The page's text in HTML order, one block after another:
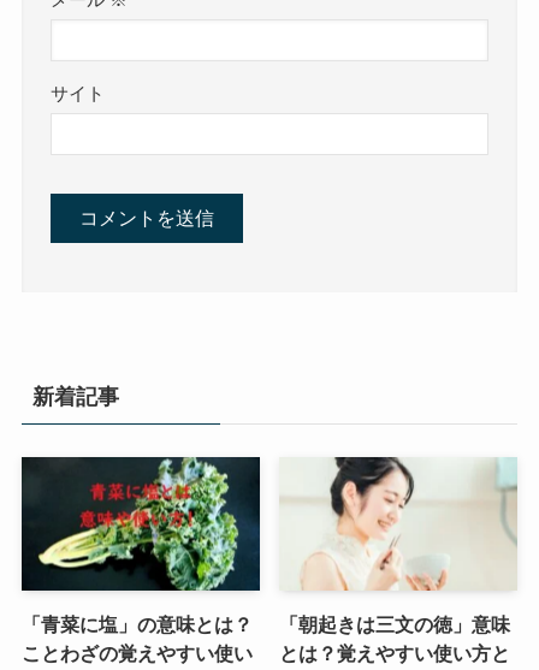
サイト
新着記事
「青菜に塩」の意味とは？
ことわざの覚えやすい使い
「朝起きは三文の徳」意味
とは？覚えやすい使い方と